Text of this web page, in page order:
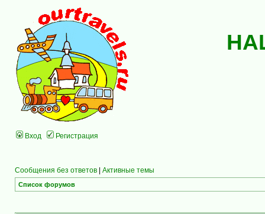
Вход Регистрация
Сообщения без ответов | Активные темы
Список форумов